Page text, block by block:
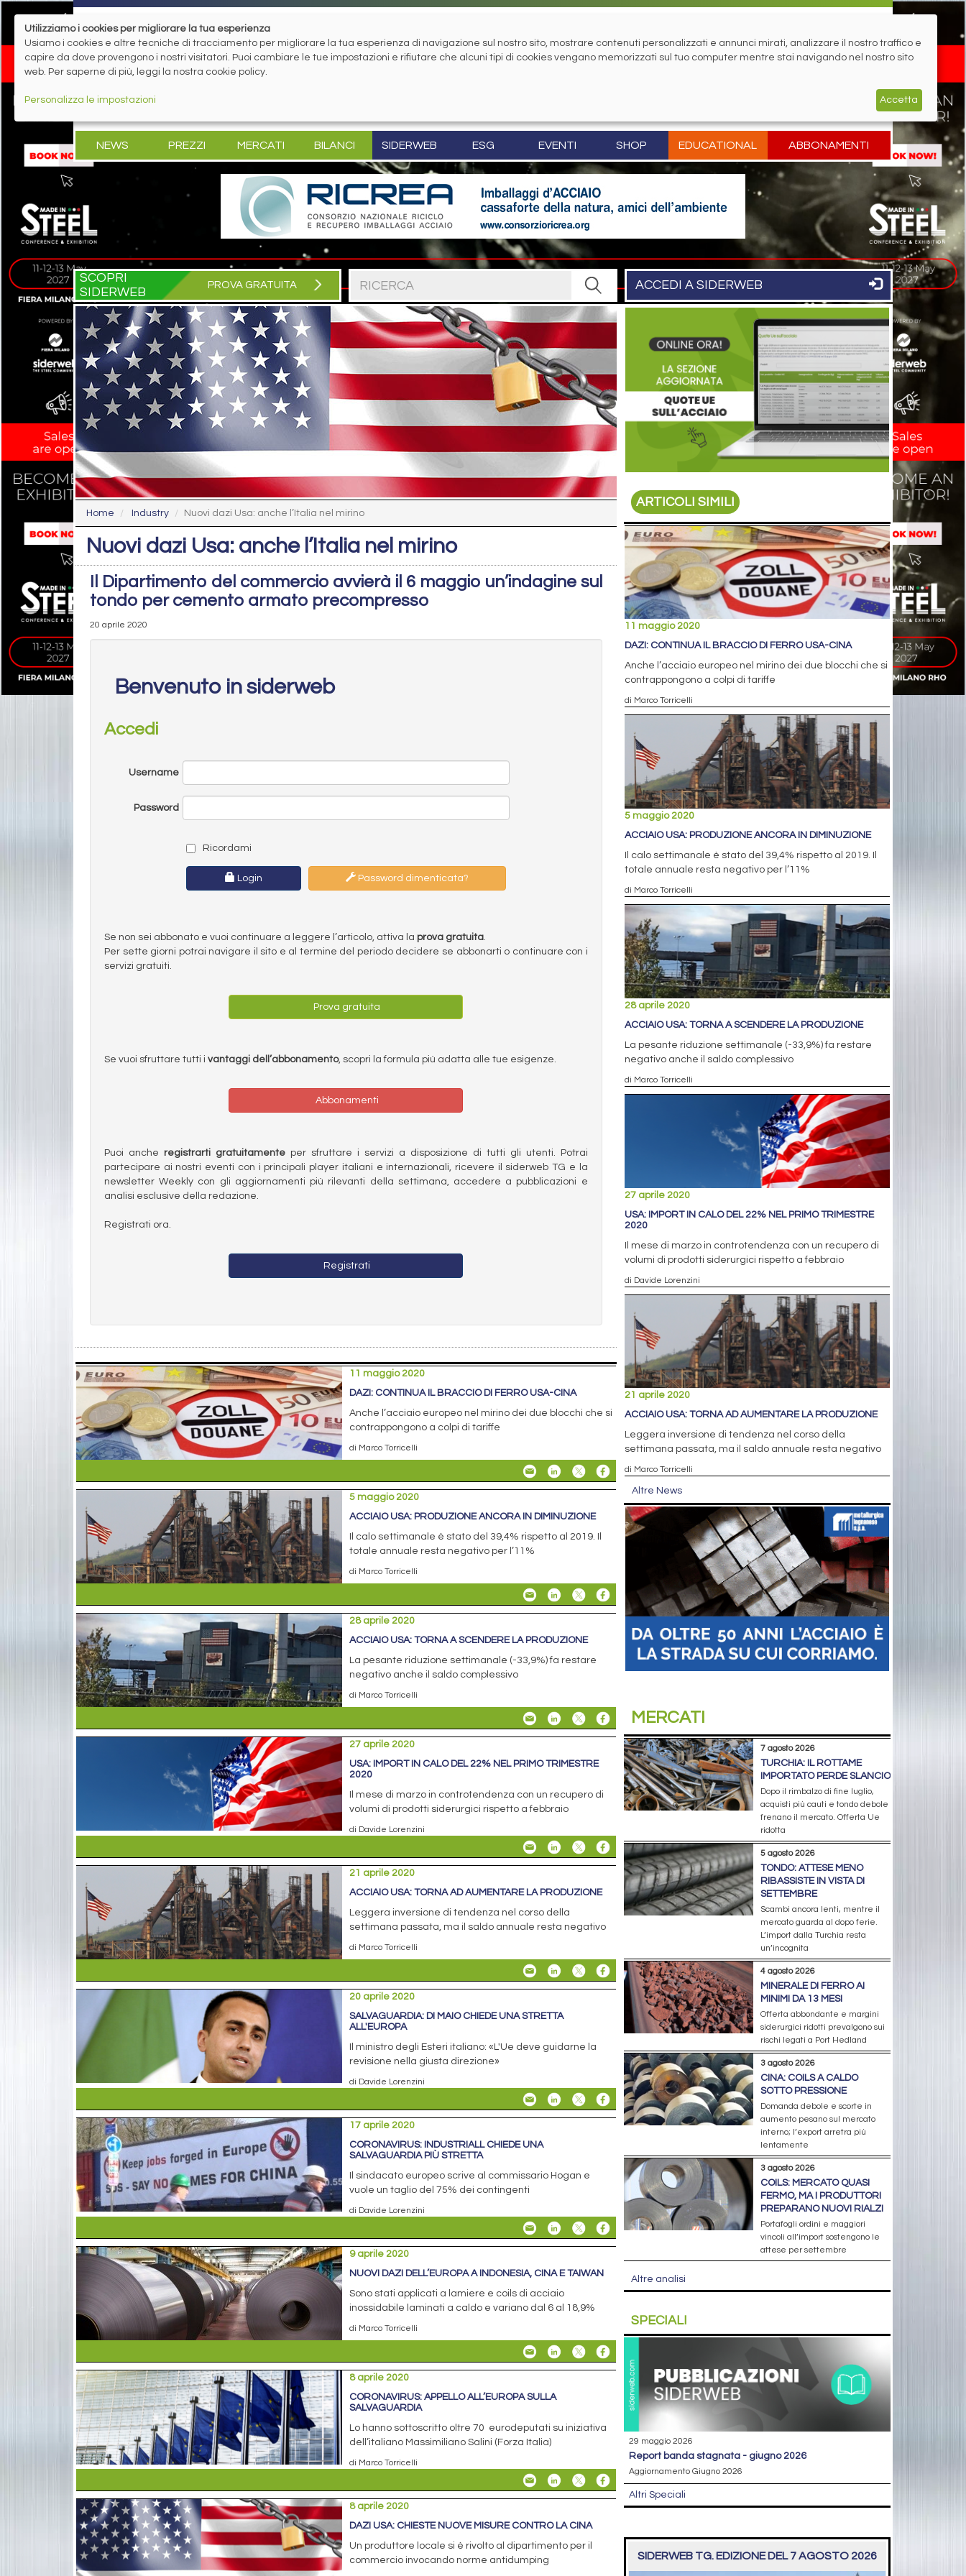
NEWS PREZZI MERCATI BILANCI SIDERWEB ESG EVENTI SHOP EDUCATIONAL ABBONAMENTI
SCOPRI
SIDERWEB
PROVA GRATUITA ACCEDI A SIDERWEB
Home Industry Nuovi dazi Usa: anche l’Italia nel mirino
Nuovi dazi Usa: anche l’Italia nel mirino
Il Dipartimento del commercio avvierà il 6 maggio un’indagine sul
tondo per cemento armato precompresso
20 aprile 2020
Benvenuto in siderweb
Accedi
Username
Password
Ricordami
Login Password dimenticata?
Se non sei abbonato e vuoi continuare a leggere l’articolo, attiva la prova gratuita.
Per sette giorni potrai navigare il sito e al termine del periodo decidere se abbonarti o continuare con i
servizi gratuiti.
Prova gratuita
Se vuoi sfruttare tutti i vantaggi dell’abbonamento, scopri la formula più adatta alle tue esigenze.
Abbonamenti
Puoi anche registrarti gratuitamenteper sfruttare i servizi a disposizione di tutti gli utenti. Potrai
partecipare ai nostri eventi con i principali player italiani e internazionali, ricevere il siderweb TG e la
newsletter Weekly con gli aggiornamenti più rilevanti della settimana, accedere a pubblicazioni e
analisi esclusive della redazione.
Registrati ora.
Registrati
11 maggio 2020
DAZI: CONTINUA IL BRACCIO DI FERRO USA-CINA
Anche l’acciaio europeo nel mirino dei due blocchi che si
contrappongono a colpi di tariffe
di Marco Torricelli
5 maggio 2020
ACCIAIO USA: PRODUZIONE ANCORA IN DIMINUZIONE
Il calo settimanale è stato del 39,4% rispetto al 2019. Il
totale annuale resta negativo per l’11%
di Marco Torricelli
28 aprile 2020
ACCIAIO USA: TORNA A SCENDERE LA PRODUZIONE
La pesante riduzione settimanale (-33,9%) fa restare
negativo anche il saldo complessivo
di Marco Torricelli
27 aprile 2020
USA: IMPORT IN CALO DEL 22% NEL PRIMO TRIMESTRE
2020
Il mese di marzo in controtendenza con un recupero di
volumi di prodotti siderurgici rispetto a febbraio
di Davide Lorenzini
21 aprile 2020
ACCIAIO USA: TORNA AD AUMENTARE LA PRODUZIONE
Leggera inversione di tendenza nel corso della
settimana passata, ma il saldo annuale resta negativo
di Marco Torricelli
20 aprile 2020
SALVAGUARDIA: DI MAIO CHIEDE UNA STRETTA
ALL'EUROPA
Il ministro degli Esteri italiano: «L'Ue deve guidarne la
revisione nella giusta direzione»
di Davide Lorenzini
17 aprile 2020
CORONAVIRUS: INDUSTRIALL CHIEDE UNA
SALVAGUARDIA PIÙ STRETTA
Il sindacato europeo scrive al commissario Hogan e
vuole un taglio del 75% dei contingenti
di Davide Lorenzini
9 aprile 2020
NUOVI DAZI DELL’EUROPA A INDONESIA, CINA E TAIWAN
Sono stati applicati a lamiere e coils di acciaio
inossidabile laminati a caldo e variano dal 6 al 18,9%
di Marco Torricelli
8 aprile 2020
CORONAVIRUS: APPELLO ALL’EUROPA SULLA
SALVAGUARDIA
Lo hanno sottoscritto oltre 70 eurodeputati su iniziativa
dell’italiano Massimiliano Salini (Forza Italia)
di Marco Torricelli
8 aprile 2020
DAZI USA: CHIESTE NUOVE MISURE CONTRO LA CINA
Un produttore locale si è rivolto al dipartimento per il
commercio invocando norme antidumping
ARTICOLI SIMILI
11 maggio 2020
DAZI: CONTINUA IL BRACCIO DI FERRO USA-CINA
Anche l’acciaio europeo nel mirino dei due blocchi che si
contrappongono a colpi di tariffe
di Marco Torricelli
5 maggio 2020
ACCIAIO USA: PRODUZIONE ANCORA IN DIMINUZIONE
Il calo settimanale è stato del 39,4% rispetto al 2019. Il
totale annuale resta negativo per l’11%
di Marco Torricelli
28 aprile 2020
ACCIAIO USA: TORNA A SCENDERE LA PRODUZIONE
La pesante riduzione settimanale (-33,9%) fa restare
negativo anche il saldo complessivo
di Marco Torricelli
27 aprile 2020
USA: IMPORT IN CALO DEL 22% NEL PRIMO TRIMESTRE
2020
Il mese di marzo in controtendenza con un recupero di
volumi di prodotti siderurgici rispetto a febbraio
di Davide Lorenzini
21 aprile 2020
ACCIAIO USA: TORNA AD AUMENTARE LA PRODUZIONE
Leggera inversione di tendenza nel corso della
settimana passata, ma il saldo annuale resta negativo
di Marco Torricelli
Altre News
MERCATI
7 agosto 2026
TURCHIA: IL ROTTAME
IMPORTATO PERDE SLANCIO
Dopo il rimbalzo di fine luglio,
acquisti più cauti e tondo debole
frenano il mercato. Offerta Ue
ridotta
5 agosto 2026
TONDO: ATTESE MENO
RIBASSISTE IN VISTA DI
SETTEMBRE
Scambi ancora lenti, mentre il
mercato guarda al dopo ferie.
L’import dalla Turchia resta
un’incognita
4 agosto 2026
MINERALE DI FERRO AI
MINIMI DA 13 MESI
Offerta abbondante e margini
siderurgici ridotti prevalgono sui
rischi legati a Port Hedland
3 agosto 2026
CINA: COILS A CALDO
SOTTO PRESSIONE
Domanda debole e scorte in
aumento pesano sul mercato
interno; l’export arretra più
lentamente
3 agosto 2026
COILS: MERCATO QUASI
FERMO, MA I PRODUTTORI
PREPARANO NUOVI RIALZI
Portafogli ordini e maggiori
vincoli all’import sostengono le
attese per settembre
Altre analisi
SPECIALI
29 maggio 2026
report banda stagnata - giugno 2026
Aggiornamento Giugno 2026
Altri Speciali
SIDERWEB TG. EDIZIONE DEL 7 AGOSTO 2026
Utilizziamo i cookies per migliorare la tua esperienza
Usiamo i cookies e altre tecniche di tracciamento per migliorare la tua esperienza di navigazione sul nostro sito, mostrare contenuti personalizzati e annunci mirati, analizzare il nostro traffico e
capire da dove provengono i nostri visitatori. Puoi cambiare le tue impostazioni e rifiutare che alcuni tipi di cookies vengano memorizzati sul tuo computer mentre stai navigando nel nostro sito
web. Per saperne di più, leggi la nostra cookie policy.
Personalizza le impostazioni Accetta